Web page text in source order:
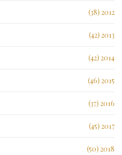
2012 (38)
2013 (42)
2014 (42)
2015 (46)
2016 (37)
2017 (45)
2018 (50)